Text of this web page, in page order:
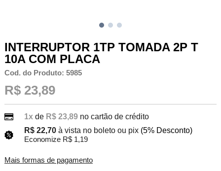
INTERRUPTOR 1TP TOMADA 2P T
10A COM PLACA
Cod. do Produto: 5985
R$ 23,89
1xde R$ 23,89 no cartão de crédito
R$ 22,70 à vista no boleto ou pix (5% Desconto)
Economize R$ 1,19
Mais formas de pagamento